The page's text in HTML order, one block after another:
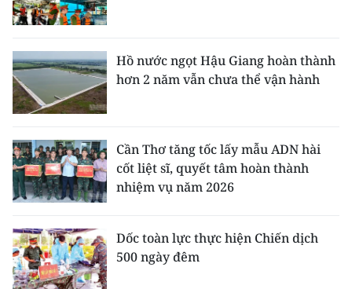
Hồ nước ngọt Hậu Giang hoàn thành
hơn 2 năm vẫn chưa thể vận hành
Cần Thơ tăng tốc lấy mẫu ADN hài
cốt liệt sĩ, quyết tâm hoàn thành
nhiệm vụ năm 2026
Dốc toàn lực thực hiện Chiến dịch
500 ngày đêm